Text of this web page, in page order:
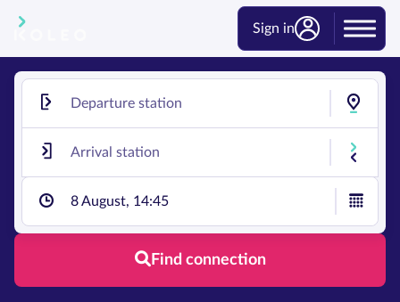
Sign in
8 August, 14:45
Find connection